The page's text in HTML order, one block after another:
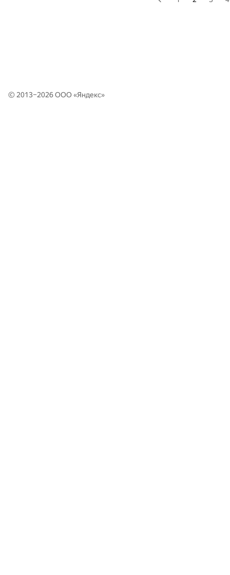
© 2013–2026 ООО «Яндекс»